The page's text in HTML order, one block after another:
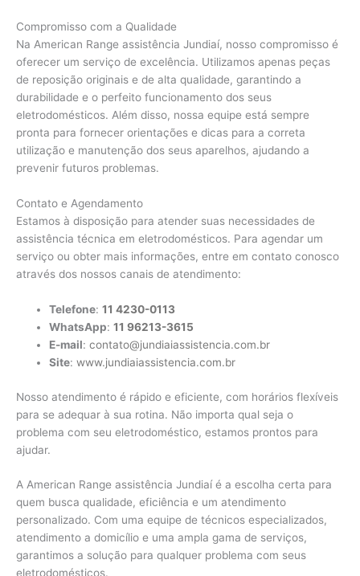
Compromisso com a Qualidade
Na American Range assistência Jundiaí, nosso compromisso é
oferecer um serviço de excelência. Utilizamos apenas peças
de reposição originais e de alta qualidade, garantindo a
durabilidade e o perfeito funcionamento dos seus
eletrodomésticos. Além disso, nossa equipe está sempre
pronta para fornecer orientações e dicas para a correta
utilização e manutenção dos seus aparelhos, ajudando a
prevenir futuros problemas.
Contato e Agendamento
Estamos à disposição para atender suas necessidades de
assistência técnica em eletrodomésticos. Para agendar um
serviço ou obter mais informações, entre em contato conosco
através dos nossos canais de atendimento:
Telefone:11 4230-0113
WhatsApp:11 96213-3615
E-mail:contato@jundiaiassistencia.com.br
Site:www.jundiaiassistencia.com.br
Nosso atendimento é rápido e eficiente, com horários flexíveis
para se adequar à sua rotina. Não importa qual seja o
problema com seu eletrodoméstico, estamos prontos para
ajudar.
A American Range assistência Jundiaí é a escolha certa para
quem busca qualidade, eficiência e um atendimento
personalizado. Com uma equipe de técnicos especializados,
atendimento a domicílio e uma ampla gama de serviços,
garantimos a solução para qualquer problema com seus
eletrodomésticos.